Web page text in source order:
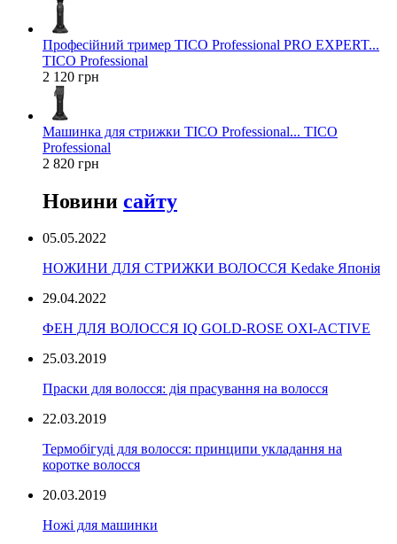
Професійний тример TICO Professional PRO EXPERT...
TICO Professional
2 120 грн
Машинка для стрижки TICO Professional... TICO
Professional
2 820 грн
Новини сайту
05.05.2022
НОЖИНИ ДЛЯ СТРИЖКИ ВОЛОССЯ Kedake Японія
29.04.2022
ФЕН ДЛЯ ВОЛОССЯ IQ GOLD-ROSE OXI-ACTIVE
25.03.2019
Праски для волосся: дія прасування на волосся
22.03.2019
Термобігуді для волосся: принципи укладання на
коротке волосся
20.03.2019
Ножі для машинки